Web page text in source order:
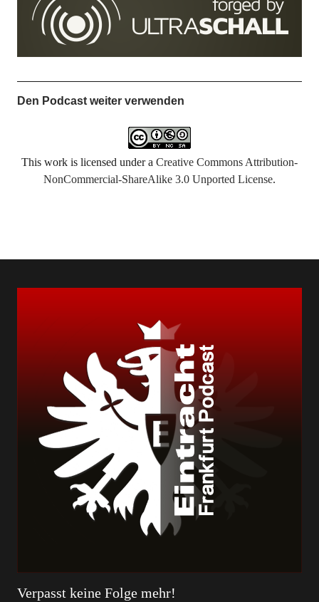
Den Podcast weiter verwenden
This work is licensed under a Creative Commons Attribution-
NonCommercial-ShareAlike 3.0 Unported License.
Verpasst keine Folge mehr!